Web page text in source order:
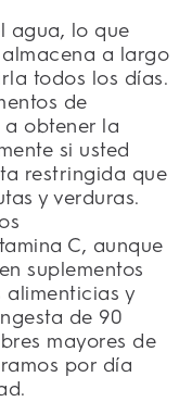
agua, lo que
a largo
todos los días.
de
obtener la
si usted
restringida que
y verduras.
C, aunque
suplementos
alimenticias y
de 90
mayores de
por día